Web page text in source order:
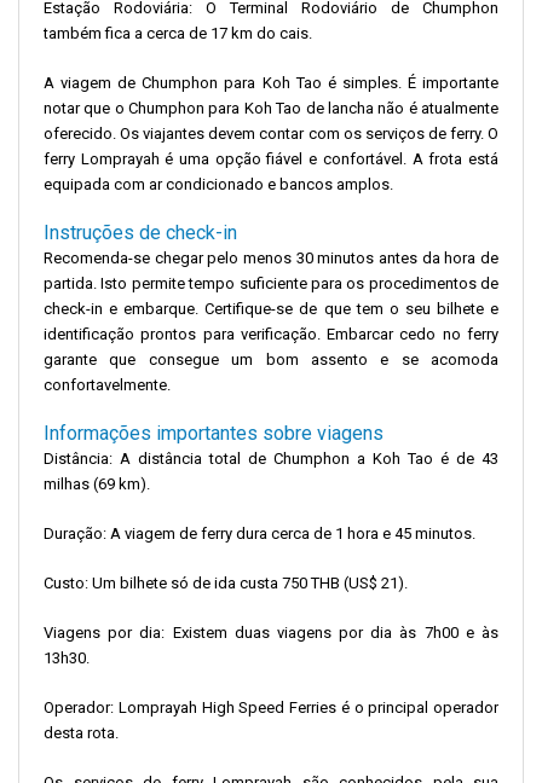
Estação Rodoviária: O Terminal Rodoviário de Chumphon
também fica a cerca de 17 km do cais.
A viagem de Chumphon para Koh Tao é simples. É importante
notar que o Chumphon para Koh Tao de lancha não é atualmente
oferecido. Os viajantes devem contar com os serviços de ferry. O
ferry Lomprayah é uma opção fiável e confortável. A frota está
equipada com ar condicionado e bancos amplos.
Instruções de check-in
Recomenda-se chegar pelo menos 30 minutos antes da hora de
partida. Isto permite tempo suficiente para os procedimentos de
check-in e embarque. Certifique-se de que tem o seu bilhete e
identificação prontos para verificação. Embarcar cedo no ferry
garante que consegue um bom assento e se acomoda
confortavelmente.
Informações importantes sobre viagens
Distância: A distância total de Chumphon a Koh Tao é de 43
milhas (69 km).
Duração: A viagem de ferry dura cerca de 1 hora e 45 minutos.
Custo: Um bilhete só de ida custa 750 THB (US$ 21).
Viagens por dia: Existem duas viagens por dia às 7h00 e às
13h30.
Operador: Lomprayah High Speed ​​​​Ferries é o principal operador
desta rota.